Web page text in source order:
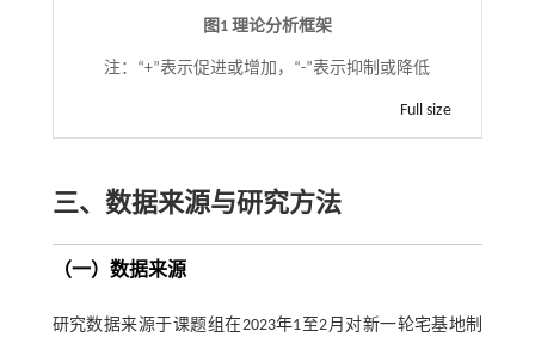
图1 理论分析框架
注： “+”表示促进或增加，“-”表示抑制或降低
Full size
三、数据来源与研究方法
（一）数据来源
研究数据来源于课题组在2023年1至2月对新一轮宅基地制